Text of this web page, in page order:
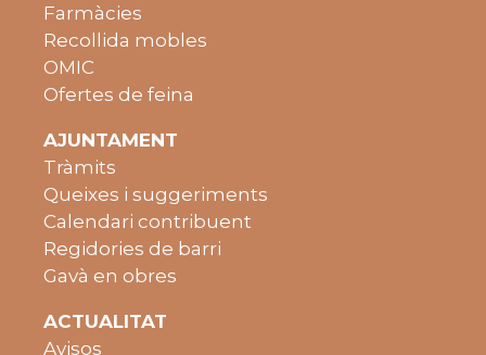
Farmàcies
Recollida mobles
OMIC
Ofertes de feina
AJUNTAMENT
Tràmits
Queixes i suggeriments
Calendari contribuent
Regidories de barri
Gavà en obres
ACTUALITAT
Avisos